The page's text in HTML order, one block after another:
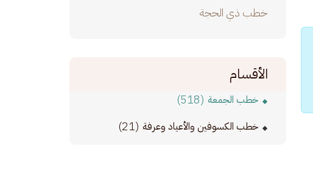
خطب ذي الحجة
الأقسام
خطب الجمعة (518)
خطب الكسوفين والأعياد وعرفة (21)